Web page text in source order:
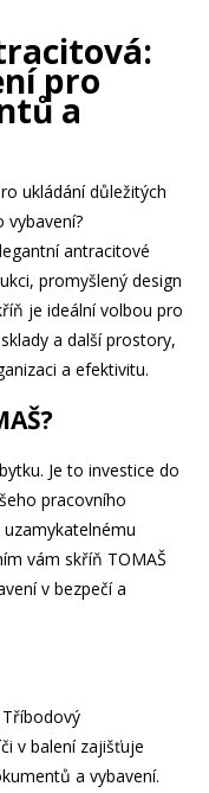
pro
a
ukládání důležitých
vybavení?
antracitové
promyšlený design
je ideální volbou pro
a další prostory,
a efektivitu.
Je to investice do
pracovního
vám skříň TOMAŠ
v bezpečí a
Tříbodový
v balení zajišťuje
a vybavení.